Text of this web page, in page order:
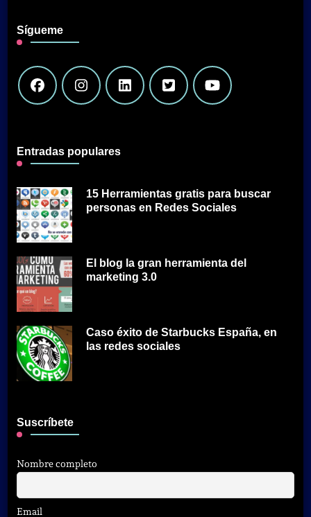
Sígueme
Entradas populares
15 Herramientas gratis para buscar
personas en Redes Sociales
El blog la gran herramienta del
marketing 3.0
Caso éxito de Starbucks España, en
las redes sociales
Suscríbete
Nombre completo
Email